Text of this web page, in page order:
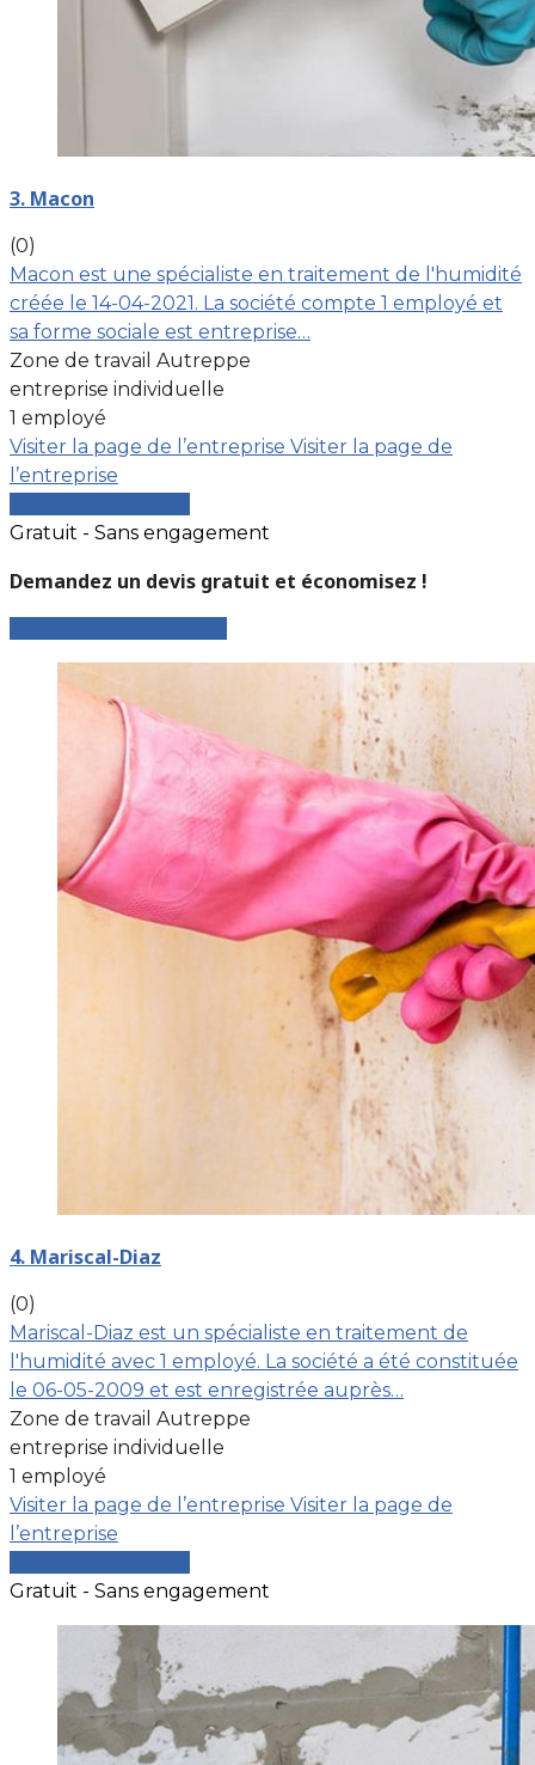
3. Macon
(0)
Macon est une spécialiste en traitement de l'humidité
créée le 14-04-2021. La société compte 1 employé et
sa forme sociale est entreprise…
Zone de travail Autreppe
entreprise individuelle
1 employé
Visiter la page de l’entreprise Visiter la page de
l’entreprise
Gratuit - Sans engagement
Demandez un devis gratuit et économisez !
4. Mariscal-Diaz
(0)
Mariscal-Diaz est un spécialiste en traitement de
l'humidité avec 1 employé. La société a été constituée
le 06-05-2009 et est enregistrée auprès…
Zone de travail Autreppe
entreprise individuelle
1 employé
Visiter la page de l’entreprise Visiter la page de
l’entreprise
Gratuit - Sans engagement